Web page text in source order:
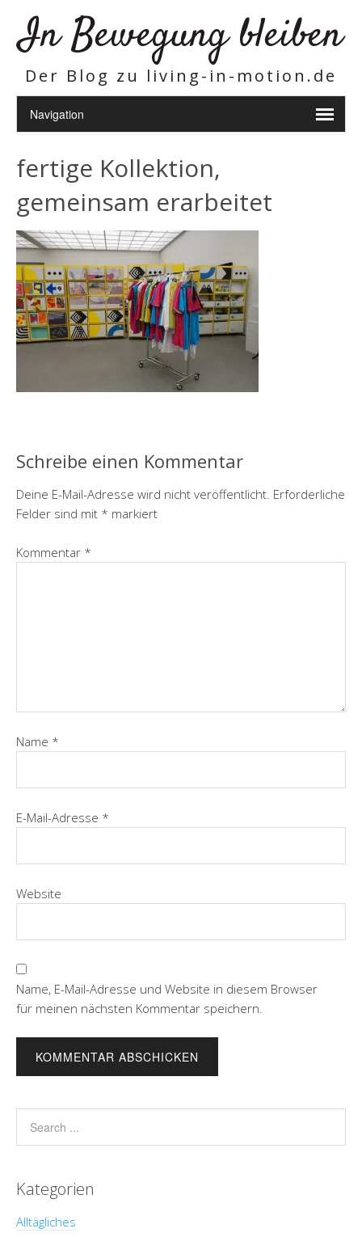
In Bewegung bleiben
Der Blog zu living-in-motion.de
fertige Kollektion,
gemeinsam erarbeitet
Schreibe einen Kommentar
Deine E-Mail-Adresse wird nicht veröffentlicht. Erforderliche
Felder sind mit * markiert
Kommentar *
Name *
E-Mail-Adresse *
Website
Name, E-Mail-Adresse und Website in diesem Browser
für meinen nächsten Kommentar speichern.
Kategorien
Alltägliches